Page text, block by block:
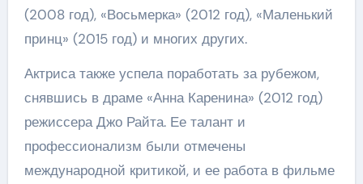
(2008 год), «Восьмерка» (2012 год), «Маленький
принц» (2015 год) и многих других.
Актриса также успела поработать за рубежом,
снявшись в драме «Анна Каренина» (2012 год)
режиссера Джо Райта. Ее талант и
профессионализм были отмечены
международной критикой, и ее работа в фильме